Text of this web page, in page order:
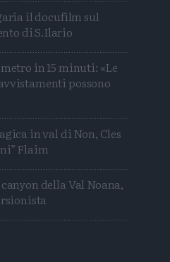
di S.Ilario
in 15 minuti: «Le
possono
in val di Non, Cles
Flaim
della Val Noana,